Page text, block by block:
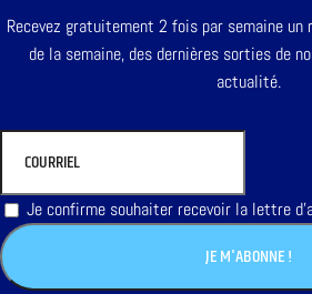
Recevez gratuitement 2 fois par semaine
de la semaine, des dernières sorties de
actualité.
Je confirme souhaiter recevoir la lettre